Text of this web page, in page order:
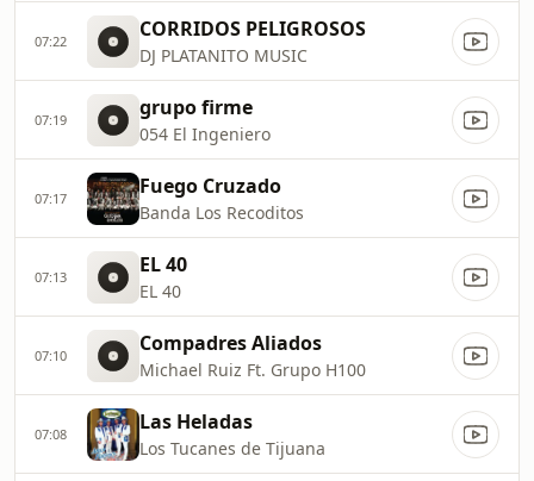
07:22 CORRIDOS PELIGROSOS
DJ PLATANITO MUSIC
07:19 grupo firme
054 El Ingeniero
07:17 Fuego Cruzado
Banda Los Recoditos
07:13 EL 40
EL 40
07:10 Compadres Aliados
Michael Ruiz Ft. Grupo H100
07:08 Las Heladas
Los Tucanes de Tijuana